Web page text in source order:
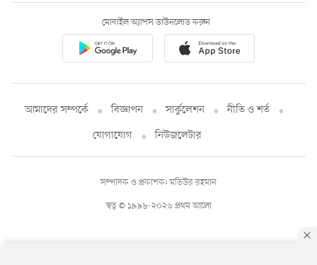
মোবাইল অ্যাপস ডাউনলোড করুন
আমাদের সম্পর্কে বিজ্ঞাপন সার্কুলেশন
নীতি ও শর্ত
যোগাযোগ
নিউজলেটার
স্বত্ব © ১৯৯৮-২০২৬ প্রথম আলো
সম্পাদক ও প্রকাশক: মতিউর রহমান